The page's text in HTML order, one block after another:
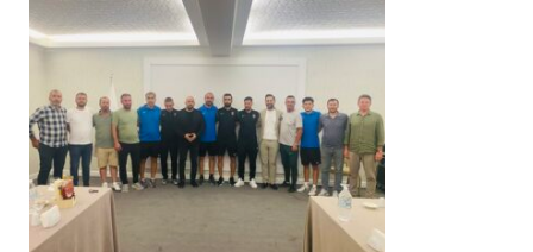
Daha sonraki yorumlarımda kullanılması için
adım, e-posta adresim ve site adresim bu
tarayıcıya kaydedilsin.
YORUM GÖNDER